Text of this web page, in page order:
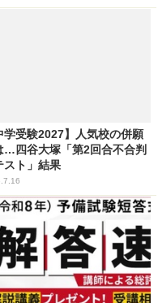
学受験2027】人気校の併願
…四谷大塚「第2回合不合判
スト」結果